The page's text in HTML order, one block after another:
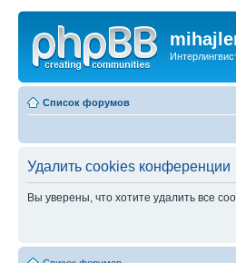
Список форумов
Удалить cookies конференции
Вы уверены, что хотите удалить все